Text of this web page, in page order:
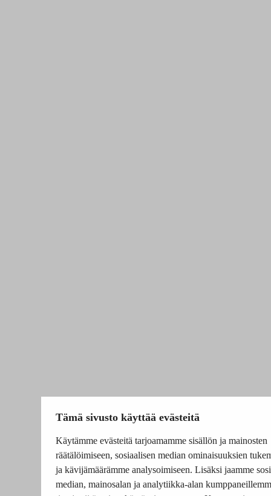
Tämä sivusto käyttää evästeitä
Käytämme evästeitä tarjoamamme sisällön ja mainosten
räätälöimiseen, sosiaalisen median ominaisuuksien
ja kävijämäärämme analysoimiseen. Lisäksi jaamme
median, mainosalan ja analytiikka-alan